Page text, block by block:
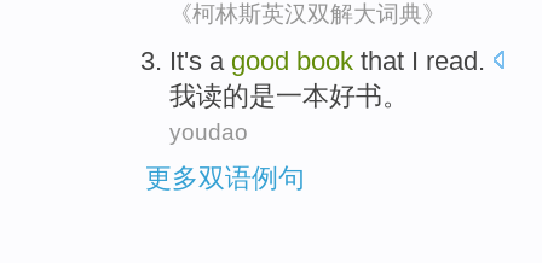
《柯林斯英汉双解大词典》
It's a good book that I read.
我读的是一本好书。
youdao
更多双语例句